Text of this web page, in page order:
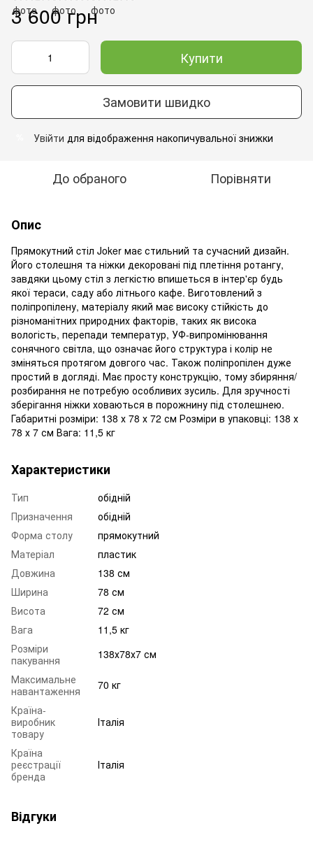
3 600 грн
Купити
Замовити швидко
Увійти для відображення накопичувальної знижки
До обраного Порівняти
Опис
Прямокутний cтіл Joker має стильний та сучасний дизайн.
Його столешня та ніжки декоровані під плетіння ротангу,
завдяки цьому стіл з легкістю впишеться в інтер'єр будь
якої тераси, саду або літнього кафе. Виготовлений з
поліпропілену, матеріалу який має високу стійкість до
різноманітних природних факторів, таких як висока
вологість, перепади температур, УФ-випромінювання
сонячного світла, що означає його структура і колір не
зміняться протягом довгого час. Також поліпропілен дуже
простий в догляді. Має просту конструкцію, тому збиряння/
розбирання не потребую особливих зусиль. Для зручності
зберігання ніжки ховаються в порожнину під столешнею.
Габаритні розміри: 138 х 78 х 72 см Розміри в упаковці: 138 х
78 х 7 см Вага: 11,5 кг
Характеристики
Тип
обідній
Призначення
обідній
Форма столу
прямокутний
Матеріал
пластик
Довжина
138 см
Ширина
78 см
Висота
72 см
Вага
11,5 кг
Розміри
пакування
138х78х7 см
Максимальне
навантаження
70 кг
Країна-
виробник
товару
Італія
Країна
реєстрації
бренда
Італія
Відгуки